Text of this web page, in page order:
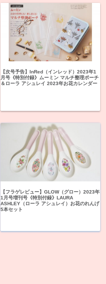
【次号予告】InRed（インレッド）2023年1
月号《特別付録》ムーミン マルチ整理ポーチ
＆ローラ アシュレイ 2023年お花カレンダー
【フラゲレビュー】GLOW（グロー）2023年
1月号増刊号《特別付録》LAURA
ASHLEY（ローラ アシュレイ）お花のれんげ
5本セット